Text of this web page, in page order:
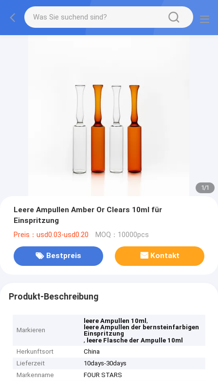
1/1
Leere Ampullen Amber Or Clears 10ml für
Einspritzung
Preis：usd0.03-usd0.20 MOQ：10000pcs
Bestpreis Kontakt
Produkt-Beschreibung
Markieren
leere Ampullen 10ml,
leere Ampullen der bernsteinfarbigen
Einspritzung
, leere Flasche der Ampulle 10ml
Herkunftsort
China
Lieferzeit
10days-30days
Markenname
FOUR STARS